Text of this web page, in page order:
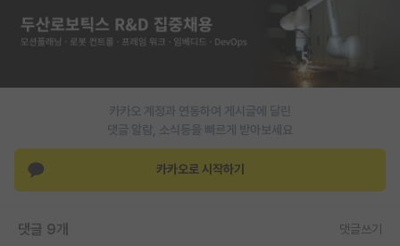
카카오 계정과 연동하여 게시글에 달린
댓글 알람, 소식등을 빠르게 받아보세요
카카오로 시작하기
댓글 9개 댓글쓰기